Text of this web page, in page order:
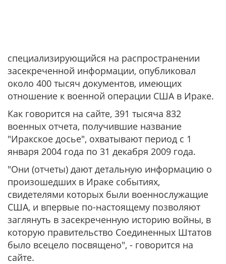
специализирующийся на распространении
засекреченной информации, опубликовал
около 400 тысяч документов, имеющих
отношение к военной операции США в Ираке.
Как говорится на сайте, 391 тысяча 832
военных отчета, получившие название
"Иракское досье", охватывают период с 1
января 2004 года по 31 декабря 2009 года.
"Они (отчеты) дают детальную информацию о
произошедших в Ираке событиях,
свидетелями которых были военнослужащие
США, и впервые по-настоящему позволяют
заглянуть в засекреченную историю войны, в
которую правительство Соединенных Штатов
было всецело посвящено", - говорится на
сайте.